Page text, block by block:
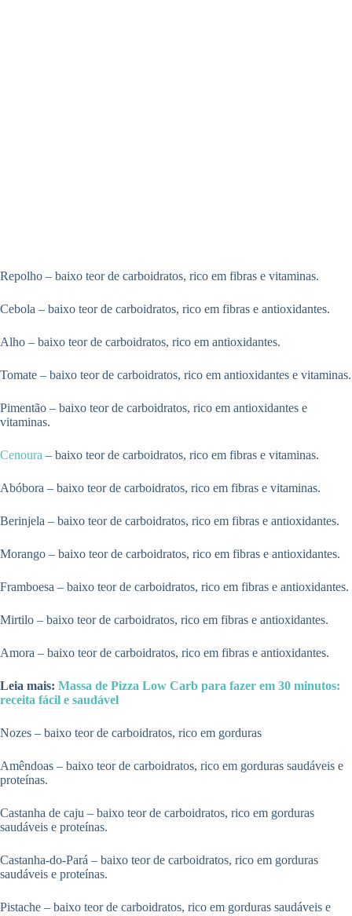
Repolho – baixo teor de carboidratos, rico em fibras e vitaminas.
Cebola – baixo teor de carboidratos, rico em fibras e antioxidantes.
Alho – baixo teor de carboidratos, rico em antioxidantes.
Tomate – baixo teor de carboidratos, rico em antioxidantes e vitaminas.
Pimentão – baixo teor de carboidratos, rico em antioxidantes e
vitaminas.
Cenoura – baixo teor de carboidratos, rico em fibras e vitaminas.
Abóbora – baixo teor de carboidratos, rico em fibras e vitaminas.
Berinjela – baixo teor de carboidratos, rico em fibras e antioxidantes.
Morango – baixo teor de carboidratos, rico em fibras e antioxidantes.
Framboesa – baixo teor de carboidratos, rico em fibras e antioxidantes.
Mirtilo – baixo teor de carboidratos, rico em fibras e antioxidantes.
Amora – baixo teor de carboidratos, rico em fibras e antioxidantes.
Leia mais: Massa de Pizza Low Carb para fazer em 30 minutos:
receita fácil e saudável
Nozes – baixo teor de carboidratos, rico em gorduras
Amêndoas – baixo teor de carboidratos, rico em gorduras saudáveis e
proteínas.
Castanha de caju – baixo teor de carboidratos, rico em gorduras
saudáveis e proteínas.
Castanha-do-Pará – baixo teor de carboidratos, rico em gorduras
saudáveis e proteínas.
Pistache – baixo teor de carboidratos, rico em gorduras saudáveis e